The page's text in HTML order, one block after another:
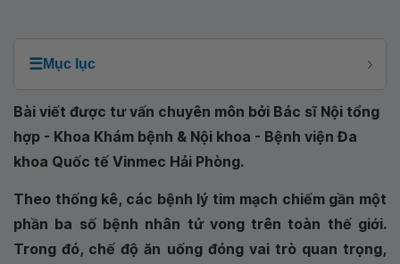
☰Mục lục
Bài viết được tư vấn chuyên môn bởi Bác sĩ Nội tổng
hợp - Khoa Khám bệnh & Nội khoa - Bệnh viện Đa
khoa Quốc tế Vinmec Hải Phòng.
Theo thống kê, các bệnh lý tim mạch chiếm gần một
phần ba số bệnh nhân tử vong trên toàn thế giới.
Trong đó, chế độ ăn uống đóng vai trò quan trọng,